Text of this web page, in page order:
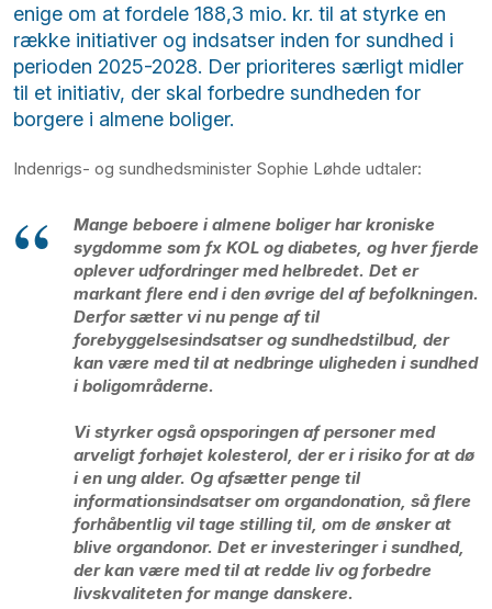
enige om at fordele 188,3 mio. kr. til at styrke en
række initiativer og indsatser inden for sundhed i
perioden 2025-2028. Der prioriteres særligt midler
til et initiativ, der skal forbedre sundheden for
borgere i almene boliger.
Indenrigs- og sundhedsminister Sophie Løhde udtaler:
Mange beboere i almene boliger har kroniske
sygdomme som fx KOL og diabetes, og hver fjerde
oplever udfordringer med helbredet. Det er
markant flere end i den øvrige del af befolkningen.
Derfor sætter vi nu penge af til
forebyggelsesindsatser og sundhedstilbud, der
kan være med til at nedbringe uligheden i sundhed
i boligområderne.
Vi styrker også opsporingen af personer med
arveligt forhøjet kolesterol, der er i risiko for at dø
i en ung alder. Og afsætter penge til
informationsindsatser om organdonation, så flere
forhåbentlig vil tage stilling til, om de ønsker at
blive organdonor. Det er investeringer i sundhed,
der kan være med til at redde liv og forbedre
livskvaliteten for mange danskere.